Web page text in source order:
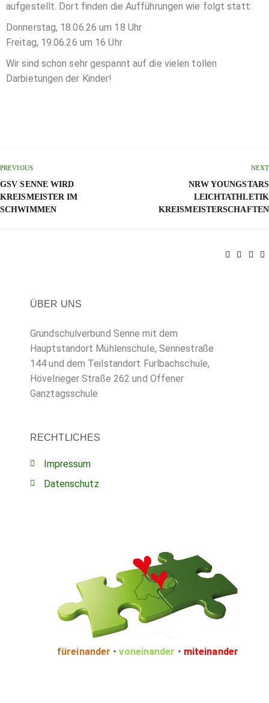
aufgestellt. Dort finden die Aufführungen wie folgt statt:
Donnerstag, 18.06.26 um 18 Uhr
Freitag, 19.06.26 um 16 Uhr
Wir sind schon sehr gespannt auf die vielen tollen
Darbietungen der Kinder!
PREVIOUS
GSV SENNE WIRD
KREISMEISTER IM
SCHWIMMEN
NEXT
NRW YOUNGSTARS
LEICHTATHLETIK
KREISMEISTERSCHAFTEN
ÜBER UNS
Grundschulverbund Senne mit dem
Hauptstandort Mühlenschule, Sennestraße
144 und dem Teilstandort Furlbachschule,
Hövelrieger Straße 262 und Offener
Ganztagsschule
RECHTLICHES
Impressum
Datenschutz
füreinander •voneinander • miteinander